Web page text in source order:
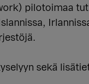
pilotoimaa
sekä